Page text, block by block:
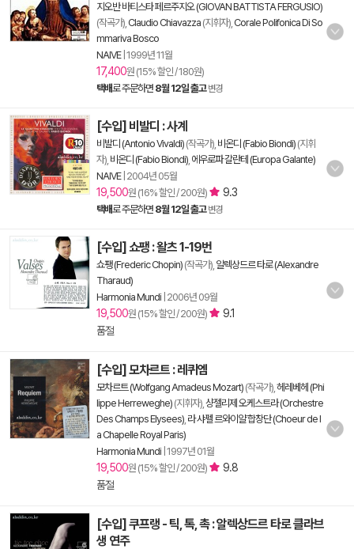
지오반 바티스타 페르주지오 (GIOVAN BATTISTA FERGUSIO)
(작곡가), Claudio Chiavazza (지휘자), Corale Polifonica Di So
mmariva Bosco
NAIVE| 1999년 11월
17,400원 (15% 할인 / 180원)
택배로 주문하면 8월 12일 출고 변경
[수입] 비발디 : 사계
비발디 (Antonio Vivaldi) (작곡가), 비온디 (Fabio Biondi) (지휘
자), 비온디 (Fabio Biondi) 에우로파 갈란테 (Europa Galante)
NAIVE| 2004년 05월
19,500원 (16% 할인 / 200원) 9.3
택배로 주문하면 8월 12일 출고 변경
[수입] 쇼팽 : 왈츠 1-19번
쇼팽 (Frederic Chopin) (작곡가), 알렉상드르 타로 (Alexandre
Tharaud)
Harmonia Mundi 2006년 09월
19,500원 (15% 할인 / 200원)
9.1
품절
[수입] 모차르트 : 레퀴엠
모차르트 (Wolfgang Amadeus Mozart) (작곡가), 헤레베헤 (Phi
lippe Herreweghe) (지휘자), 샹젤리제 오케스트라 (Orchestre
Des Champs Elysees) 라 샤펠 르와이얄 합창단 (Choeur de l
a Chapelle Royal Paris)
Harmonia Mundi 1997년 01월
19,500원 (15% 할인 / 200원)
9.8
품절
[수입] 쿠프랭 - 틱, 톡, 촉 : 알렉상드르 타로 클라브
생 연주